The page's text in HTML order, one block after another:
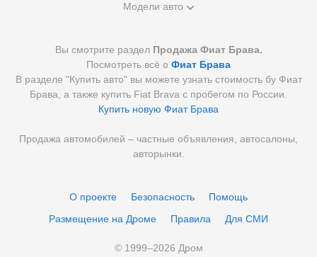
Модели авто
Вы смотрите раздел Продажа Фиат Брава.
Посмотреть всё о Фиат Брава
В разделе "Купить авто" вы можете узнать стоимость бу Фиат
Брава, а также купить Fiat Brava с пробегом по России.
Купить новую Фиат Брава
Продажа автомобилей – частные объявления, автосалоны,
авторынки.
О проекте Безопасность
Помощь
Размещение на Дроме
Правила Для СМИ
© 1999–2026 Дром